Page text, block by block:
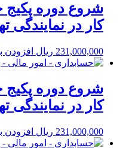
شروع دوره پکیج
کار در نمایندگی
231,000,000 ریال افزودن
شروع دوره پکیج
کار در نمایندگی
231,000,000 ریال افزودن